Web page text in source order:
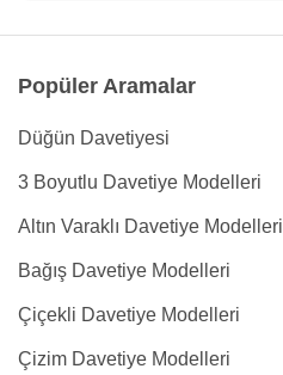
Popüler Aramalar
Düğün Davetiyesi
3 Boyutlu Davetiye Modelleri
Altın Varaklı Davetiye Modelleri
Bağış Davetiye Modelleri
Çiçekli Davetiye Modelleri
Çizim Davetiye Modelleri